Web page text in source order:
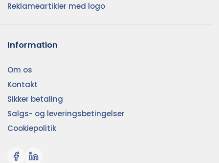
Reklameartikler med logo
Information
Om os
Kontakt
Sikker betaling
Salgs- og leveringsbetingelser
Cookiepolitik